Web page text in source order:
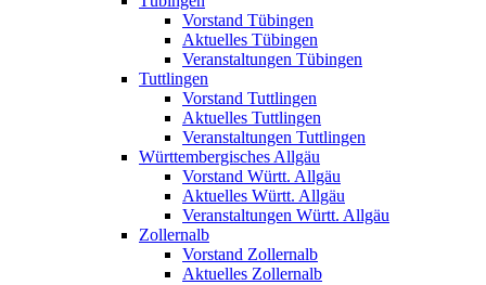
Vorstand Tübingen
Aktuelles Tübingen
Veranstaltungen Tübingen
Tuttlingen
Vorstand Tuttlingen
Aktuelles Tuttlingen
Veranstaltungen Tuttlingen
Württembergisches Allgäu
Vorstand Württ. Allgäu
Aktuelles Württ. Allgäu
Veranstaltungen Württ. Allgäu
Zollernalb
Vorstand Zollernalb
Aktuelles Zollernalb